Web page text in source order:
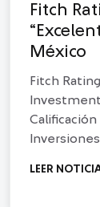
Fitch
México
Fitch
LEER